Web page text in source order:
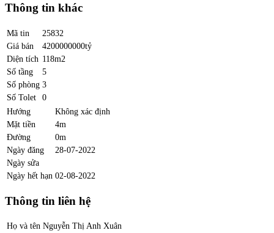
Thông tin khác
Mã tin
25832
Giá bán
4200000000tỷ
Diện tích 118m2
Số tầng
5
Số phòng 3
Số Tolet
0
Hướng
Không xác định
Mặt tiền
4m
Đường
0m
Ngày đăng
28-07-2022
Ngày sửa
Ngày hết hạn 02-08-2022
Thông tin liên hệ
Họ và tên Nguyễn Thị Anh Xuân